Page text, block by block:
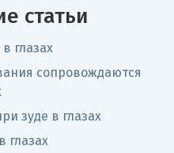
статьи
глазах
сопровождаются
зуде в глазах
глазах